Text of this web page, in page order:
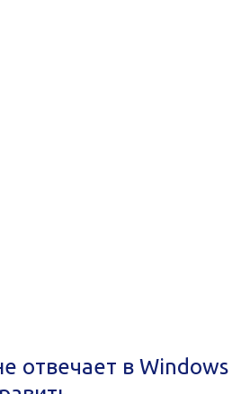
отвечает в Windows